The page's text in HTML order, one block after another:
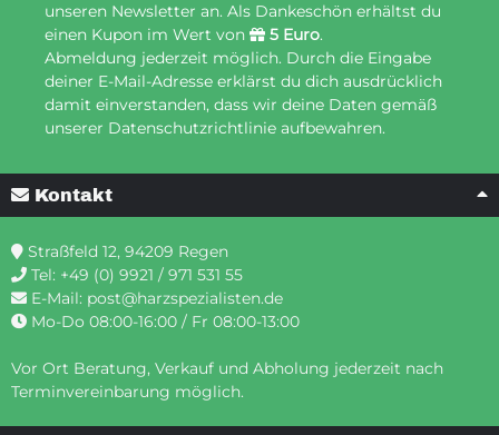
unseren Newsletter an. Als Dankeschön erhältst du
einen Kupon im Wert von
5 Euro.
Abmeldung jederzeit möglich. Durch die Eingabe
deiner E-Mail-Adresse erklärst du dich ausdrücklich
damit einverstanden, dass wir deine Daten gemäß
unserer Datenschutzrichtlinie aufbewahren.
Kontakt
Straßfeld 12, 94209 Regen
Tel: +49 (0) 9921 / 971 531 55
E-Mail: post@harzspezialisten.de
Mo-Do 08:00-16:00 / Fr 08:00-13:00
Vor Ort Beratung, Verkauf und Abholung jederzeit nach
Terminvereinbarung möglich.